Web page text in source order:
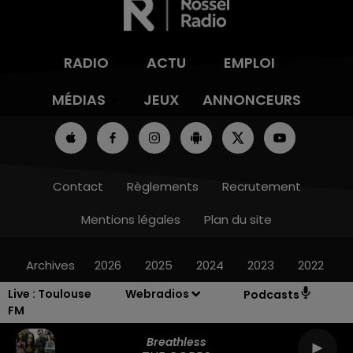
Live : Toulouse
FM
Webradios Podcasts
Breathless
RADIO ACTU
EMPLOI
MÉDIAS
JEUX ANNONCEURS
Contact Règlements
Recrutement
Mentions légales
Plan du site
Archives 2026 2025 2024 2023 2022